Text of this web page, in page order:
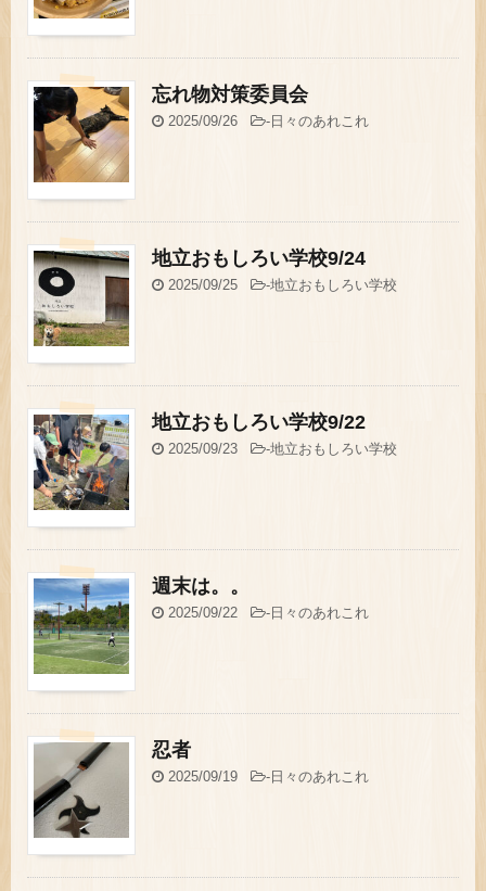
忘れ物対策委員会
2025/09/26 -日々のあれこれ
地立おもしろい学校9/24
2025/09/25 -地立おもしろい学校
地立おもしろい学校9/22
2025/09/23 -地立おもしろい学校
週末は。。
2025/09/22 -日々のあれこれ
忍者
2025/09/19 -日々のあれこれ